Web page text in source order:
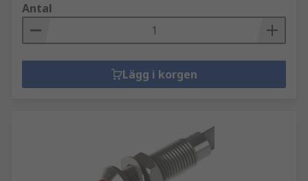
Antal
Lägg i korgen